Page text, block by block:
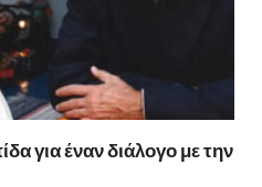
για έναν διάλογο με την